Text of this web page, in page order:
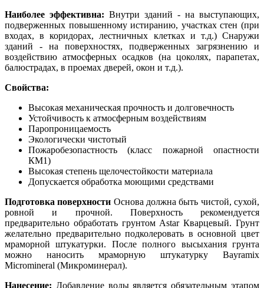
Наиболее эффективна: Внутри зданий - на выступающих,
подверженных повышенному истиранию, участках стен (при
входах, в коридорах, лестничных клетках и т.д.) Снаружи
зданий - на поверхностях, подверженных загрязнению и
воздействию атмосферных осадков (на цоколях, парапетах,
балюстрадах, в проемах дверей, окон и т.д.).
Свойства:
Высокая механическая прочность и долговечность
Устойчивость к атмосферным воздействиям
Паропроницаемость
Экологически чистотый
Пожаробезопастность (класс пожарной опастности
КМ1)
Высокая степень щелочестойкости материала
Допускается обработка моющими средствами
Подготовка поверхности Основа должна быть чистой, сухой,
ровной и прочной. Поверхность рекомендуется
предварительно обработать грунтом Astar Кварцевый. Грунт
желательно предварительно подколеровать в основной цвет
мраморной штукатурки. После полного высыхания грунта
можно наносить мраморную штукатурку Bayramix
Micromineral (Микроминерал).
Нанесение: Добавление воды является обязательным этапом